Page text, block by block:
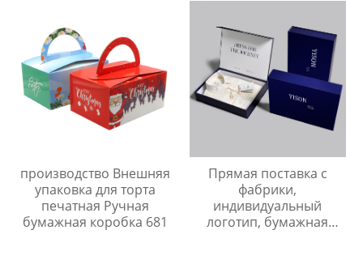
пакеты для ювелирных
изделий с вашим
логотипом
производство Внешняя
упаковка для торта
печатная Ручная
бумажная коробка 681
Прямая поставка с
фабрики,
индивидуальный
логотип, бумажная